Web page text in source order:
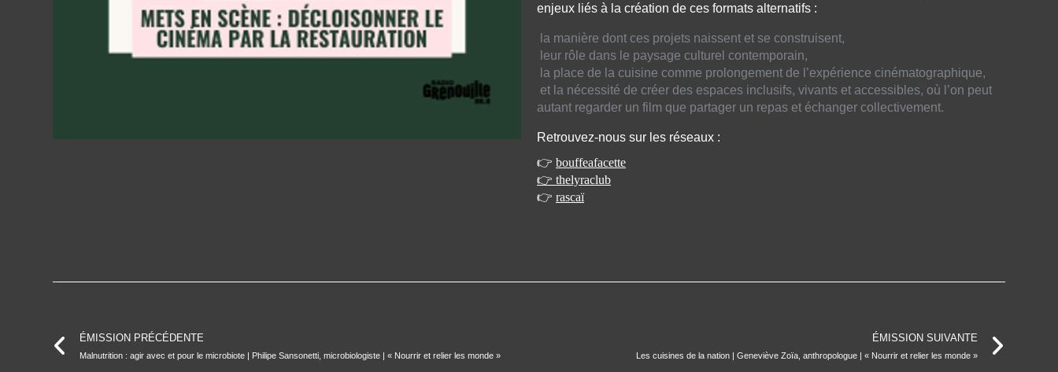
enjeux liés à la création de ces formats alternatifs :
la manière dont ces projets naissent et se construisent,
leur rôle dans le paysage culturel contemporain,
la place de la cuisine comme prolongement de l’expérience cinématographique,
et la nécessité de créer des espaces inclusifs, vivants et accessibles, où l’on peut
autant regarder un film que partager un repas et échanger collectivement.
Retrouvez-nous sur les réseaux :
👉 bouffeafacette
👉 thelyraclub
👉 rascaï
ÉMISSION PRÉCÉDENTE
Malnutrition : agir avec et pour le microbiote | Philipe Sansonetti, microbiologiste | « Nourrir et relier les monde »
ÉMISSION SUIVANTE
Les cuisines de la nation | Geneviève Zoïa, anthropologue | « Nourrir et relier les monde »